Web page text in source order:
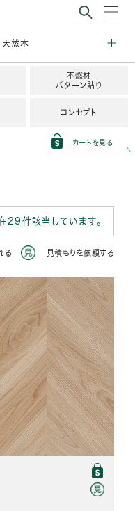
天然木
不燃材
パターン貼り
コンセプト
カートを見る
29件該当しています。
る 見積もりを依頼する